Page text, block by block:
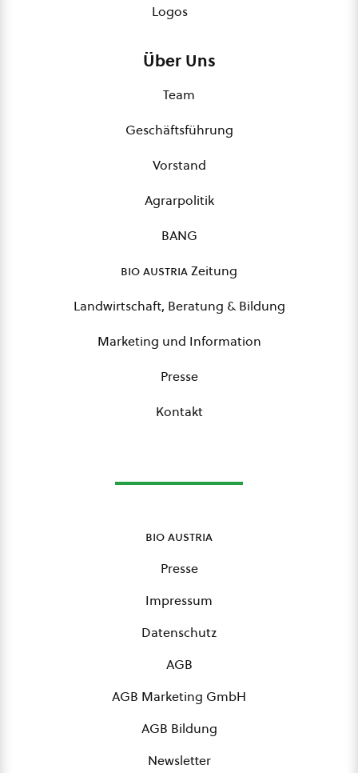
Logos
Über Uns
Team
Geschäftsführung
Vorstand
Agrarpolitik
BANG
bio austriaZeitung
Landwirtschaft, Beratung & Bildung
Marketing und Information
Presse
Kontakt
bio austria
Presse
Impressum
Datenschutz
AGB
AGB Marketing GmbH
AGB Bildung
Newsletter